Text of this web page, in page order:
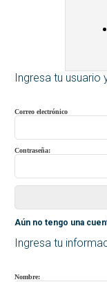
Ingresa tu
Correo electrónico
Contraseña:
Aún no tengo una
Ingresa tu
Nombre: